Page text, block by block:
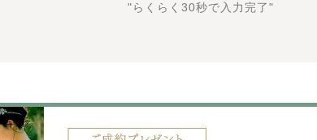
"らくらく30秒で入力完了"